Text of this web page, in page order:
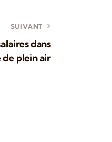
SUIVANT
dans
de plein air